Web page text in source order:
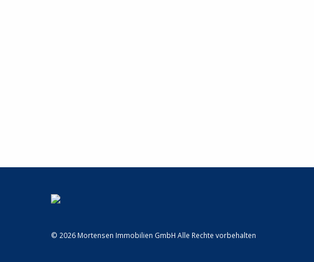
© 2026 Mortensen Immobilien GmbH Alle Rechte vorbehalten